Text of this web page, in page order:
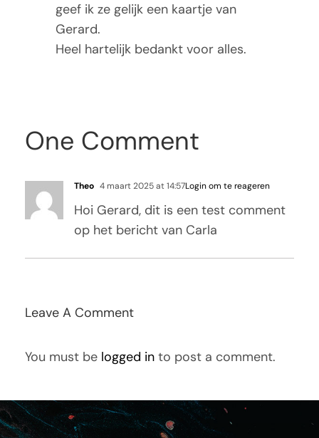
geef ik ze gelijk een kaartje van
Gerard.
Heel hartelijk bedankt voor alles.
One Comment
Theo 4 maart 2025 at 14:57Login om te reageren
Hoi Gerard, dit is een test comment
op het bericht van Carla
Leave A Comment
You must be logged in to post a comment.